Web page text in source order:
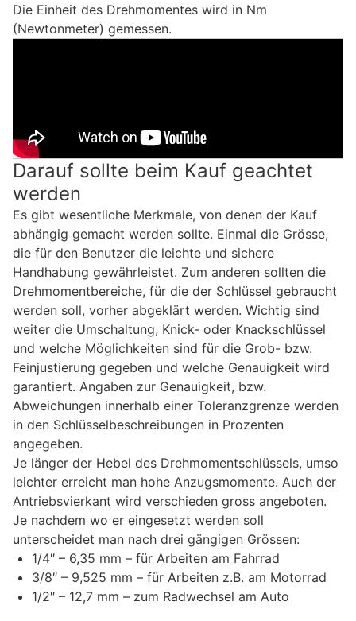
Die Einheit des Drehmomentes wird in Nm
(Newtonmeter) gemessen.
Darauf sollte beim Kauf geachtet
werden
Es gibt wesentliche Merkmale, von denen der Kauf
abhängig gemacht werden sollte. Einmal die Grösse,
die für den Benutzer die leichte und sichere
Handhabung gewährleistet. Zum anderen sollten die
Drehmomentbereiche, für die der Schlüssel gebraucht
werden soll, vorher abgeklärt werden. Wichtig sind
weiter die Umschaltung, Knick- oder Knackschlüssel
und welche Möglichkeiten sind für die Grob- bzw.
Feinjustierung gegeben und welche Genauigkeit wird
garantiert. Angaben zur Genauigkeit, bzw.
Abweichungen innerhalb einer Toleranzgrenze werden
in den Schlüsselbeschreibungen in Prozenten
angegeben.
Je länger der Hebel des Drehmomentschlüssels, umso
leichter erreicht man hohe Anzugsmomente. Auch der
Antriebsvierkant wird verschieden gross angeboten.
Je nachdem wo er eingesetzt werden soll
unterscheidet man nach drei gängigen Grössen:
1/4″ – 6,35 mm – für Arbeiten am Fahrrad
3/8″ – 9,525 mm – für Arbeiten z.B. am Motorrad
1/2″ – 12,7 mm – zum Radwechsel am Auto